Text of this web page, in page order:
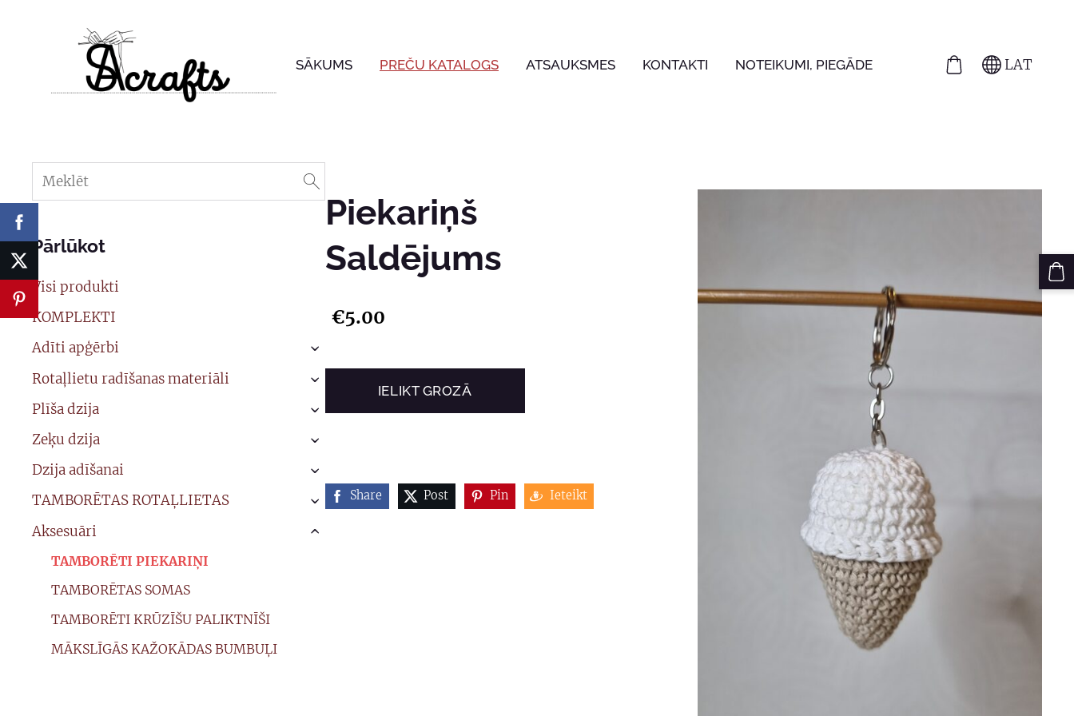
SĀKUMS PREČU KATALOGS ATSAUKSMES KONTAKTI NOTEIKUMI, PIEGĀDE LAT
Pārlūkot
Visi produkti
KOMPLEKTI
Adīti apģērbi
›
Rotaļlietu radīšanas materiāli ›
Plīša dzija ›
Zeķu dzija ›
Dzija adīšanai ›
TAMBORĒTAS ROTAĻLIETAS ›
Aksesuāri
TAMBORĒTI PIEKARIŅI
TAMBORĒTAS SOMAS
TAMBORĒTI KRŪZĪŠU PALIKTNĪŠI
MĀKSLĪGĀS KAŽOKĀDAS BUMBUĻI
›
Piekariņš
Saldējums
€5.00
IELIKT GROZĀ
Share Post Pin Ieteikt